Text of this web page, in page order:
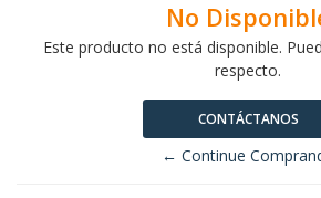
No
Este producto no está disponible.
respecto.
CONTÁCTANOS
← Continue